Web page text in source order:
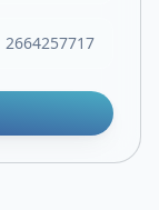
2664257717